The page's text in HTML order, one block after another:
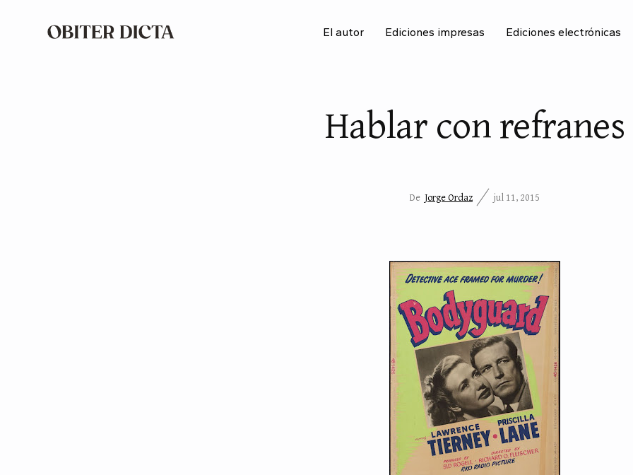
El autor Ediciones impresas Ediciones electrónicas
Hablar con refranes
De Jorge Ordaz jul 11, 2015